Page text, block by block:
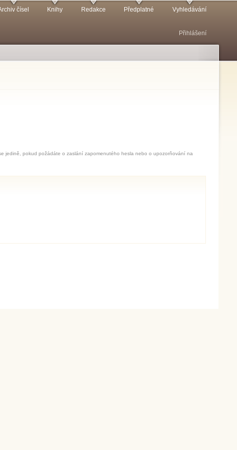
čísel Knihy Redakce Předplatné Vyhledávání
Přihlášení
jedině, pokud požádáte o zaslání zapomenutého hesla nebo o upozorňování na